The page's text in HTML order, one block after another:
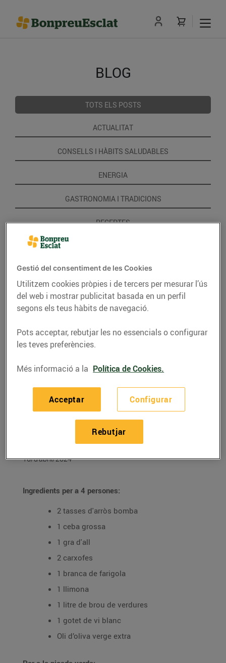
BLOG
TOTS ELS POSTS
ACTUALITAT
CONSELLS I HÀBITS SALUDABLES
ENERGIA
GASTRONOMIA I TRADICIONS
RECEPTES
RECEPTES
Arròs melós amb
carxofes
Per 4,04 € per persona
10/d’abril/2024
Ingredients per a 4 persones:
2 tasses d'arròs bomba
1 ceba grossa
1 gra d'all
2 carxofes
1 branca de farigola
1 llimona
1 litre de brou de verdures
1 gotet de vi blanc
Oli d’oliva verge extra
Gestió del consentiment de les Cookies
Utilitzem cookies pròpies i de tercers per mesurar l’ús
del web i mostrar publicitat basada en un perfil
segons els teus hàbits de navegació.
Pots acceptar, rebutjar les no essencials o configurar
les teves preferències.
Més informació a la Política de Cookies.
Configurar
Rebutjar
Acceptar